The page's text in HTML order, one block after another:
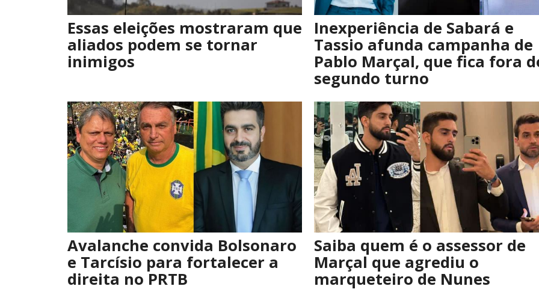
Essas eleições mostraram que
aliados podem se tornar
inimigos
Inexperiência de Sabará e
Tassio afunda campanha de
Pablo Marçal, que fica fora
segundo turno
Avalanche convida Bolsonaro
e Tarcísio para fortalecer a
direita no PRTB
Saiba quem é o assessor de
Marçal que agrediu o
marqueteiro de Nunes